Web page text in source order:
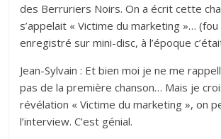
des Berruriers Noirs. On a écrit cette
s’appelait « Victime du marketing »…
enregistré sur mini-disc, à l’époque
Jean-Sylvain : Et bien moi je ne me
pas de la première chanson… Mais je
révélation « Victime du marketing », on
l’interview. C’est génial.